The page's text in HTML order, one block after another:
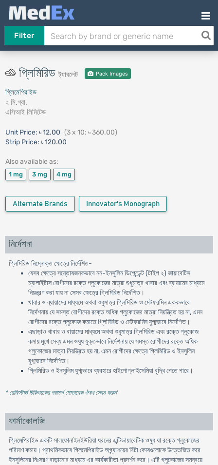
Filter
গ্লিমিরিডট্যাবলেট Pack Images
গ্লিমেপিরাইড
২ মি.গ্রা.
এসিআই লিমিটেড
Unit Price: ৳ 12.00 (3 x 10: ৳ 360.00)
Strip Price: ৳ 120.00
Also available as:
1 mg 3 mg 4 mg
Alternate Brands Innovator's Monograph
নির্দেশনা
গ্লিমিরিড নিম্নোক্ত ক্ষেত্রে নির্দেশিত-
যেসব ক্ষেত্রে সন্তোষজনকভাবে নন-ইনসুলিন ডিপেন্ডেন্ট (টাইপ ২) জায়াবেটিস
ম্যালাইটাস রোগীদের রক্তে গ্লুকোজের মাত্রা শুধুমাত্র খাবার এবং ব্যায়ামের মাধ্যমে
নিয়ন্ত্রণ করা যায় না সেসব ক্ষেত্রে গ্লিমিরিড নির্দেশিত।
খাবার ও ব্যায়ামের মাধ্যমে অথবা শুধুমাত্র গ্লিমিরিড ও মেটফরমিন এককভাবে
নির্দেশনায় যে সমস্ত রোগীদের রক্তে অধিক গ্লুকোজের মাত্রা নিয়ন্ত্রিত হয় না, এমন
রোগীদের রক্তে গ্লুকোজ কমাতে গ্লিমিরিড ও মেটফরমিন যুগ্মভাবে নির্দেশিত।
এছাড়াও খাবার ও বায়ামের মাধ্যমে অথবা শুধুমাত্র গ্লিমিরিড এবং রক্তে গ্লুকোজ
কমায় মুখে সেব্য এমন ওষুধ যুক্তভাবে নির্দেশনায় যে সমস্ত রোগীদের রক্তে অধিক
গ্লুকোজের মাত্রা নিয়ন্ত্রিত হয় না, এমন রোগীদের ক্ষেত্রে গ্লিমিরিড ও ইনসুলিন
যুগ্মভাবে নির্দেশিত।
গ্লিমিরিড ও ইনসুলিম যুগ্মভাবে ব্যবহারে হাইপোগ্লাইসেমিয়া বৃদ্ধি পেতে পারে।
* রেজিস্টার্ড চিকিৎসকের পরামর্শ মোতাবেক ঔষধ সেবন করুন'
ফার্মাকোলজি
গ্লিমেপিরাইড একটি সালফোনাইলইউরিয়া ধরনের এন্টিডায়াবেটিক ওষুধ যা রক্তে গ্লুকোজের
পরিমাণ কমায়। প্রাথমিকভাবে গ্লিমেপিরাইড অগ্ন্যাশয়ের বিটা কোষগুলোকে উত্তেজিত করে
ইনসুলিনের নিঃসরণ বাড়ানোর মাধ্যমে এর কার্যকারীতা প্রদর্শন করে। এটি গ্লুকোজের সমন্বয়ে